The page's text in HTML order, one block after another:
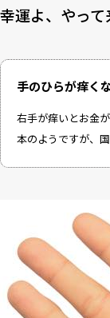
幸運よ、やって
手のひらが痒く
右手が痒いとお金
本のようですが、